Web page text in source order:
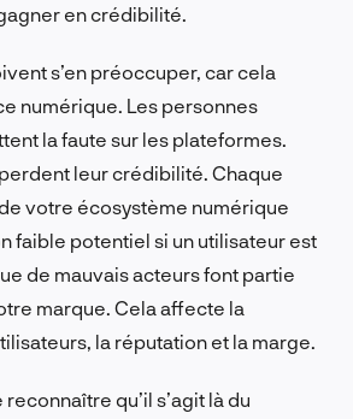
en crédibilité.
s’en préoccuper, car cela
numérique. Les personnes
la faute sur les plateformes.
leur crédibilité. Chaque
votre écosystème numérique
faible potentiel si un utilisateur est
de mauvais acteurs font partie
marque. Cela affecte la
la réputation et la marge.
qu’il s’agit là du